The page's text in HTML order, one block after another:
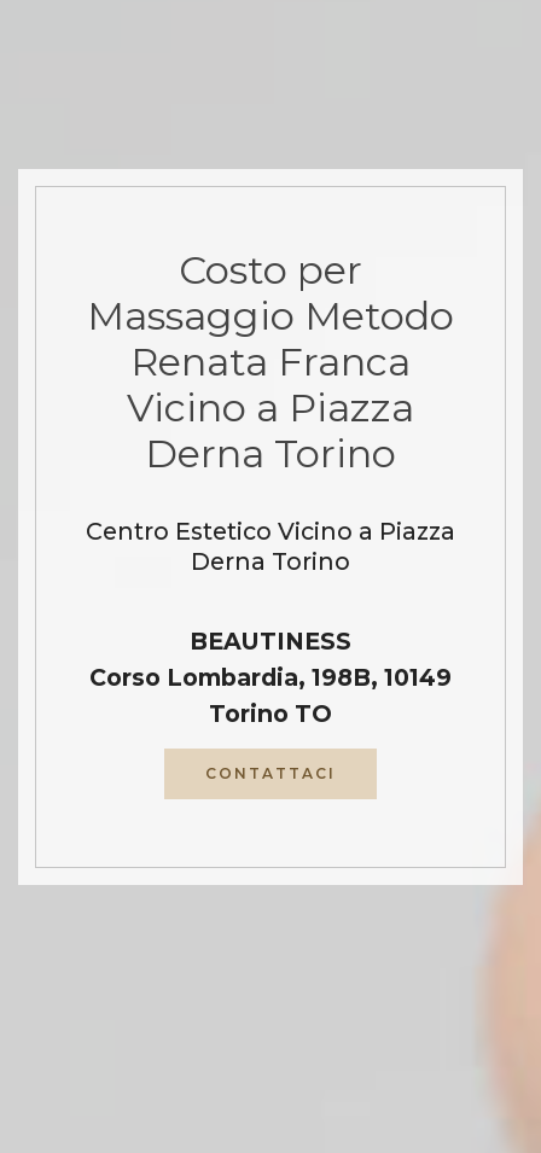
Costo per
Massaggio Metodo
Renata Franca
Vicino a Piazza
Derna Torino
Centro Estetico Vicino a Piazza
Derna Torino
BEAUTINESS
Corso Lombardia, 198B, 10149
Torino TO
CONTATTACI